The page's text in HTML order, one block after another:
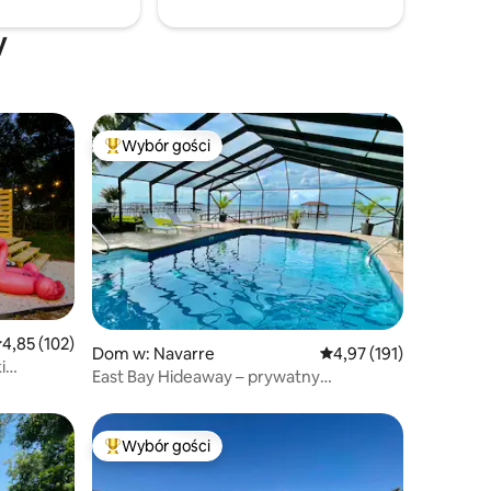
ocena: 4,85 na 5, liczba recenzji: 102
4,85 (102)
Najpopularniejsze z kategorii Wybór gości
Wybór gości
Dom w: Navarre Średnia ocena: 4,97
4,97 (191)
East Bay Hideaway – prywatny
Najpopularniejsze z kategorii Wybór gości
Wybór gości